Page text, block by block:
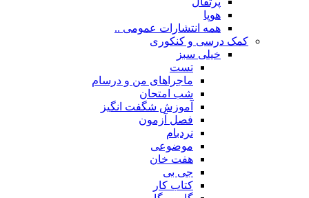
هوپا
همه انتشارات عمومی ..
کمک درسی و کنکوری
خیلی سبز
تست
ماجراهای من و درسام
شب امتحان
آموزش شگفت انگیز
فصل آزمون
نردبام
موضوعی
هفت خان
جی بی
کتاب کار